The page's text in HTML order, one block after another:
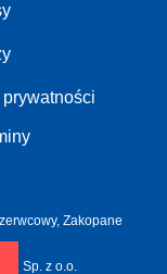
, Zakopane
Sp. z o.o.